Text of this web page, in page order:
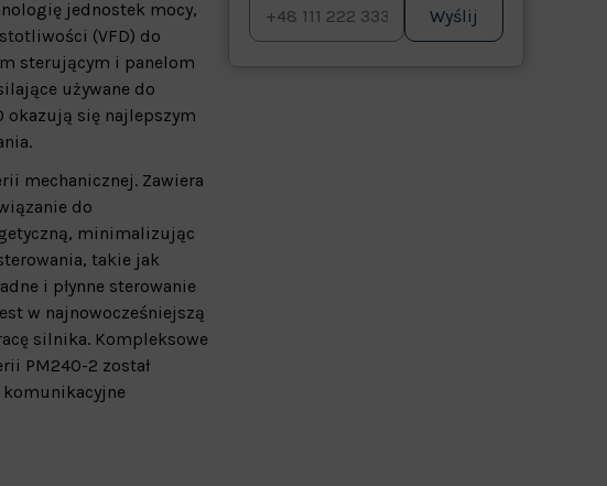
Wyślij
jednostek mocy,
(VFD) do
sterującym i panelom
używane do
okazują się najlepszym
mechanicznej. Zawiera
do
minimalizując
takie jak
i płynne sterowanie
w najnowocześniejszą
silnika. Kompleksowe
PM240-2 został